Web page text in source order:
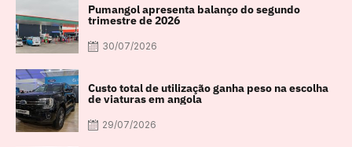
Pumangol apresenta balanço do segundo
trimestre de 2026
30/07/2026
Custo total de utilização ganha peso na escolha
de viaturas em angola
29/07/2026